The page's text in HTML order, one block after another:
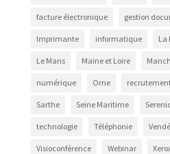
facture électronique gestion
Imprimante informatique La
Le Mans Maine et Loire
numérique Orne
Sarthe Seine Maritime
technologie Téléphonie
Visioconférence Webinar